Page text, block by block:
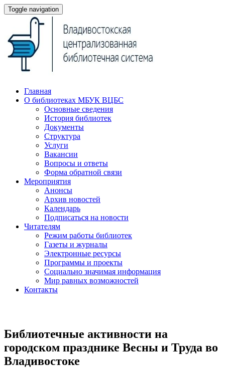
Toggle navigation
Главная
О библиотеках МБУК ВЦБС
Основные сведения
История библиотек
Документы
Структура
Услуги
Вакансии
Вопросы и ответы
Форма обратной связи
Мероприятия
Анонсы
Архив новостей
Календарь
Подписаться на новости
Читателям
Режим работы библиотек
Газеты и журналы
Электронные ресурсы
Программы и проекты
Социально значимая информация
Мир равных возможностей
Контакты
Библиотечные активности на
городском празднике Весны и Труда во
Владивостоке